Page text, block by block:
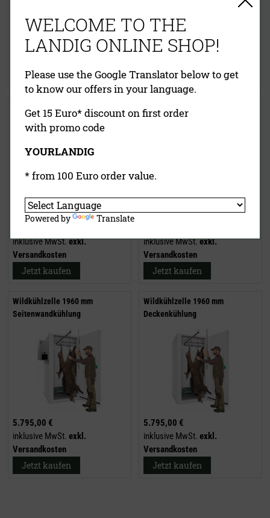
5.795,00 €
inklusive MwSt.
exkl.
Jetzt kaufen
5.795,00 €
inklusive MwSt.
exkl.
Jetzt kaufen
Deckenkühlung
inklusive MwSt.exkl.
Versandkosten
Jetzt kaufen
Seitenwandkühlung
inklusive MwSt.exkl.
Versandkosten
Jetzt kaufen
Wildkühlzelle 1960 mm
Seitenwandkühlung
5.795,00 €
inklusive MwSt. exkl.
Versandkosten
Jetzt kaufen
Wildkühlzelle 1960 mm
Deckenkühlung
5.795,00 €
inklusive MwSt. exkl.
Versandkosten
Jetzt kaufen
WELCOME TO THE
LANDIG ONLINE SHOP!
Please use the Google Translator below to get
to know our offers in your language.
Get 15 Euro* discount on first order
with promo code
YOURLANDIG
* from 100 Euro order value.
Powered by Translate